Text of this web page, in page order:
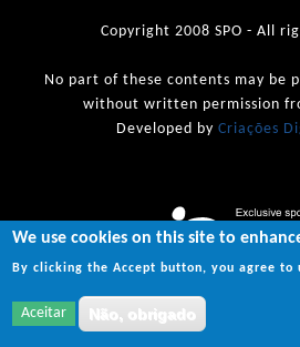
Copyright 2008 SPO - All
No part of these contents may be
without written permission
Developed by Criações
We use cookies on this site to
By clicking the Accept button, you agree to
Aceitar Não, obrigado